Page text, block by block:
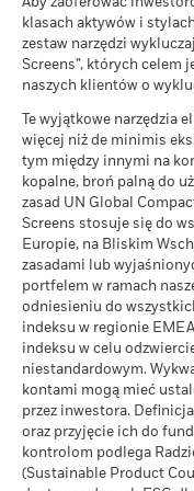
funduszu ETF.
zwroty, które różnią się
Jeśli inwestycji
do obliczenia
Przepraszamy, brak
funduszu.
Informacje znajdujące
nie będą wyświetlane
uczestniczyły w
okres krótszy niż 12
dotyczą wyników
osiągnięte w
wyników bieżących lub
Polityka BlackRock
w interwałach
Oznacza to, że zyski
31/12/2019 mogą
publicznej od 01/02/
Wraz z upływem czasu
zwiększeniu lub
Umiarkowany
Jaki
Scenariusz warunków
możesz odzyskać w
na dzień 06-sie-2026
MSCI – Naruszający
globalnego wpływu
na dzień 06-sie-2026
MSCI – Węgiel
na dzień 06-sie-2026
MSCI – Piaski
na dzień 06-sie-2026
Pokrycie powiązań
biznesowych
na dzień 06-sie-2026
Procent Funduszu nie
pokryty
na dzień 06-sie-2026
Przedstawiona powyżej
BlackRock w obszarze
Zobacz wszystkie
klasach aktywów i
zestaw narzędzi
Screens”, których celem
naszych klientów o
Te wyjątkowe narzędzia
więcej niż de minimis
tym między innymi na
kopalne, broń palną do
zasad UN Global
Screens stosuje się do
Europie, na Bliskim
zasadami lub
portfelem w ramach
odniesieniu do
indeksu w regionie
indeksu w celu
niestandardowym.
kontami mogą mieć
przez inwestora.
oraz przyjęcie ich do
kontrolom podlega
(Sustainable Product